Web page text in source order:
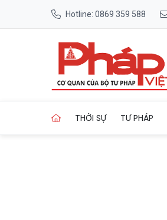
Hotline: 0869 359 588
THỜI SỰ TƯ PHÁP